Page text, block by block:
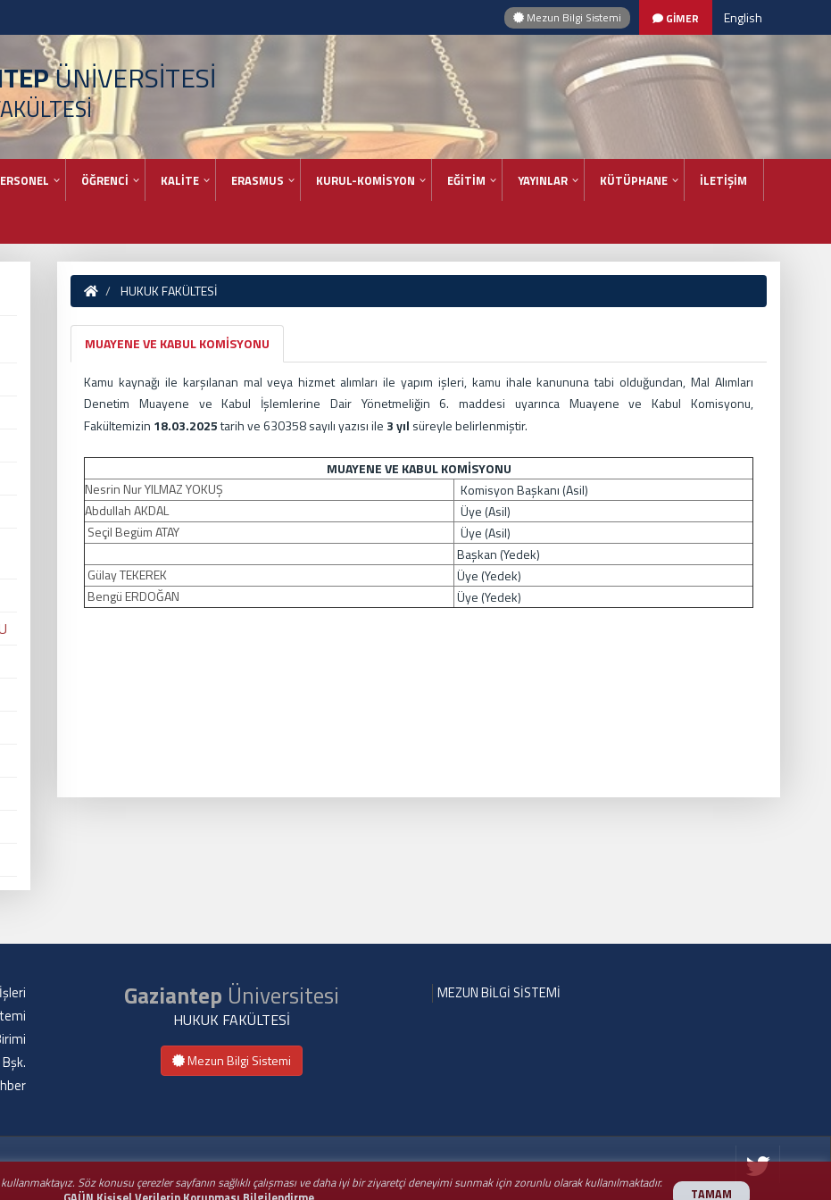
Mezun Bilgi Sistemi GİMER English
ÜNİVERSİTESİ
ÖĞRENCİ KALİTE ERASMUS KURUL-KOMİSYON EĞİTİM YAYINLAR KÜTÜPHANE İLETİŞİM
Söz konusu çerezler sayfanın sağlıklı çalışması ve daha iyi bir ziyaretçi deneyimi sunmak için zorunlu olarak kullanılmaktadır.
TAMAM
HUKUK FAKÜLTESİ
MUAYENE VE KABUL KOMİSYONU
Kamu kaynağı ile karşılanan mal veya hizmet alımları ile yapım işleri, kamu ihale kanununa tabi olduğundan, Mal Alımları
Denetim Muayene ve Kabul İşlemlerine Dair Yönetmeliğin 6. maddesi uyarınca Muayene ve Kabul Komisyonu,
Fakültemizin 18.03.2025tarih ve 630358 sayılı yazısı ile 3yıl süreyle belirlenmiştir.
MUAYENE VE KABUL KOMİSYONU
Nesrin Nur YILMAZ YOKUŞ
Komisyon Başkanı (Asil)
Abdullah AKDAL
Üye (Asil)
Seçil Begüm ATAY
Üye (Asil)
Başkan (Yedek)
Gülay TEKEREK
Üye (Yedek)
Bengü ERDOĞAN
Üye (Yedek)
Gaziantep Üniversitesi
HUKUK FAKÜLTESİ
Mezun Bilgi Sistemi
MEZUN BİLGİ SİSTEMİ